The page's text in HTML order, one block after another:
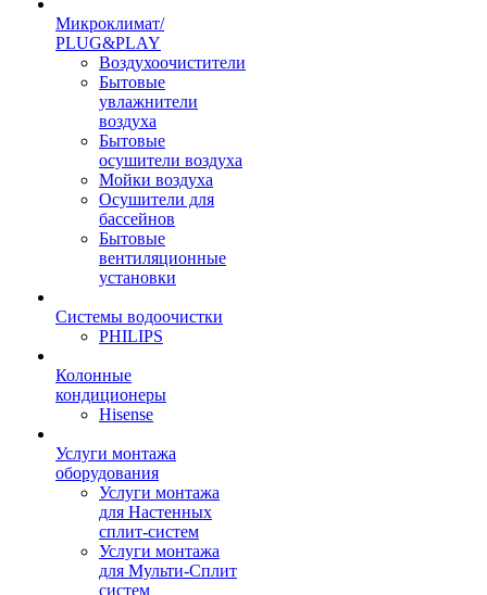
Микроклимат/
PLUG&PLAY
Воздухоочистители
Бытовые
увлажнители
воздуха
Бытовые
осушители воздуха
Мойки воздуха
Осушители для
бассейнов
Бытовые
вентиляционные
установки
Системы водоочистки
PHILIPS
Колонные
кондиционеры
Hisense
Услуги монтажа
оборудования
Услуги монтажа
для Настенных
сплит-систем
Услуги монтажа
для Мульти-Сплит
систем